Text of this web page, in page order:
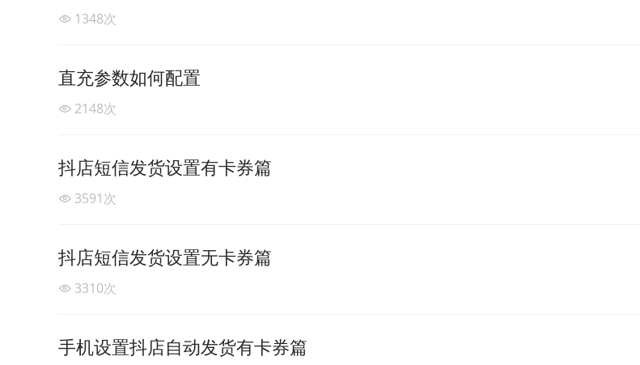
1348次
直充参数如何配置
2148次
抖店短信发货设置有卡券篇
3591次
抖店短信发货设置无卡券篇
3310次
手机设置抖店自动发货有卡券篇